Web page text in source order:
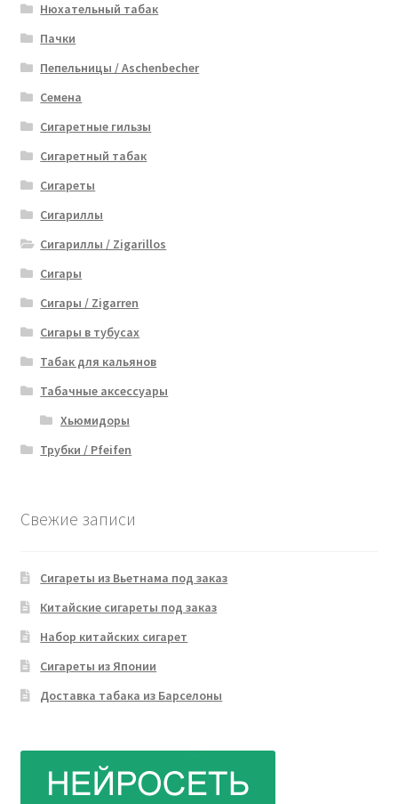
Нюхательный табак
Пачки
Пепельницы / Aschenbecher
Семена
Сигаретные гильзы
Сигаретный табак
Сигареты
Сигариллы
Сигариллы / Zigarillos
Сигары
Сигары / Zigarren
Сигары в тубусах
Табак для кальянов
Табачные аксессуары
Хьюмидоры
Трубки / Pfeifen
Свежие записи
Сигареты из Вьетнама под заказ
Китайские сигареты под заказ
Набор китайских сигарет
Сигареты из Японии
Доставка табака из Барселоны